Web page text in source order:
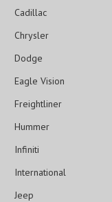
Cadillac
Chrysler
Dodge
Eagle Vision
Freightliner
Hummer
Infiniti
International
Jeep